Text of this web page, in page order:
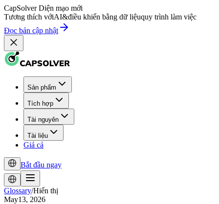
CapSolver Diện mạo mới
Tương thích vớiAI&điều khiển bằng dữ liệuquy trình làm việc
Đọc bản cập nhật
Sản phẩm
Tích hợp
Tài nguyên
Tài liệu
Giá cả
Bắt đầu ngay
Glossary/Hiển thị
May13, 2026